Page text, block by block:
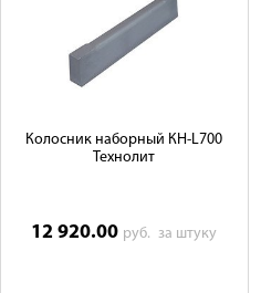
Колосник наборный КН-L700
Технолит
12 920.00 руб.за штуку